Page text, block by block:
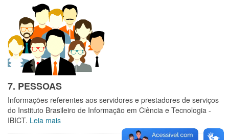
7. PESSOAS
Informações referentes aos servidores e prestadores de serviços
do Instituto Brasileiro de Informação em Ciência e Tecnologia -
IBICT. Leia mais